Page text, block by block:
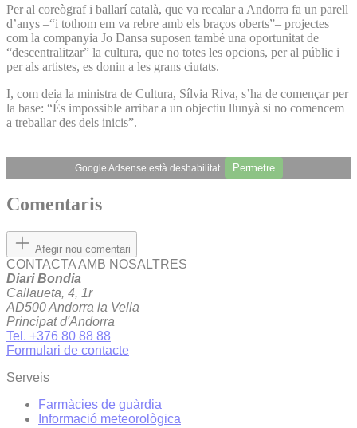
Per al coreògraf i ballarí català, que va recalar a Andorra fa un parell
d’anys –“i tothom em va rebre amb els braços oberts”– projectes
com la companyia Jo Dansa suposen també una oportunitat de
“descentralitzar” la cultura, que no totes les opcions, per al públic i
per als artistes, es donin a les grans ciutats.
I, com deia la ministra de Cultura, Sílvia Riva, s’ha de començar per
la base: “És impossible arribar a un objectiu llunyà si no comencem
a treballar des dels inicis”.
Google Adsense està deshabilitat. Permetre
Comentaris
Afegir nou comentari
CONTACTA AMB NOSALTRES
Diari Bondia
Callaueta, 4, 1r
AD500 Andorra la Vella
Principat d'Andorra
Tel. +376 80 88 88
Formulari de contacte
Serveis
Farmàcies de guàrdia
Informació meteorològica